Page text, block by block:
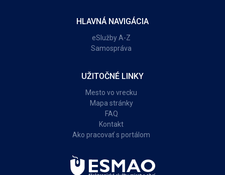
HLAVNÁ NAVIGÁCIA
eSlužby A-Z
Samospráva
UŽITOČNÉ LINKY
Mesto vo vrecku
Mapa stránky
FAQ
Kontakt
Ako pracovať s portálom